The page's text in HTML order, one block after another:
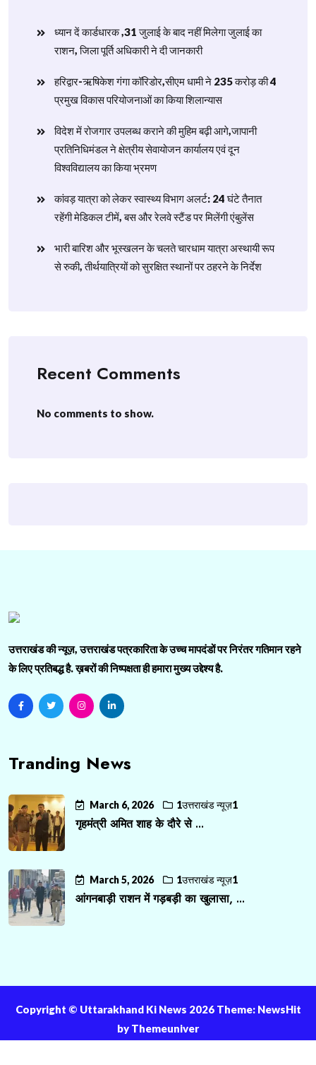
ध्यान दें कार्डधारक ,31 जुलाई के बाद नहीं मिलेगा जुलाई का
राशन, जिला पूर्ति अधिकारी ने दी जानकारी
हरिद्वार-ऋषिकेश गंगा कॉरिडोर,सीएम धामी ने 235 करोड़ की 4
प्रमुख विकास परियोजनाओं का किया शिलान्यास
विदेश में रोजगार उपलब्ध कराने की मुहिम बढ़ी आगे,जापानी
प्रतिनिधिमंडल ने क्षेत्रीय सेवायोजन कार्यालय एवं दून
विश्वविद्यालय का किया भ्रमण
​कांवड़ यात्रा को लेकर स्वास्थ्य विभाग अलर्ट: 24 घंटे तैनात
रहेंगी मेडिकल टीमें, बस और रेलवे स्टैंड पर मिलेंगी एंबुलेंस
​भारी बारिश और भूस्खलन के चलते चारधाम यात्रा अस्थायी रूप
से रुकी, तीर्थयात्रियों को सुरक्षित स्थानों पर ठहरने के निर्देश
Recent Comments
No comments to show.
उत्तराखंड की न्यूज़, उत्तराखंड पत्रकारिता के उच्च मापदंडों पर निरंतर गतिमान रहने
के लिए प्रतिबद्ध है. ख़बरों की निष्पक्षता ही हमारा मुख्य उद्देश्य है.
Tranding News
March 6, 2026 1उत्तराखंड न्यूज़1
गृहमंत्री अमित शाह के दौरे से ...
March 5, 2026 1उत्तराखंड न्यूज़1
आंगनबाड़ी राशन में गड़बड़ी का खुलासा, ...
Copyright ©️ Uttarakhand Ki News 2026 Theme: NewsHit
by Themeuniver